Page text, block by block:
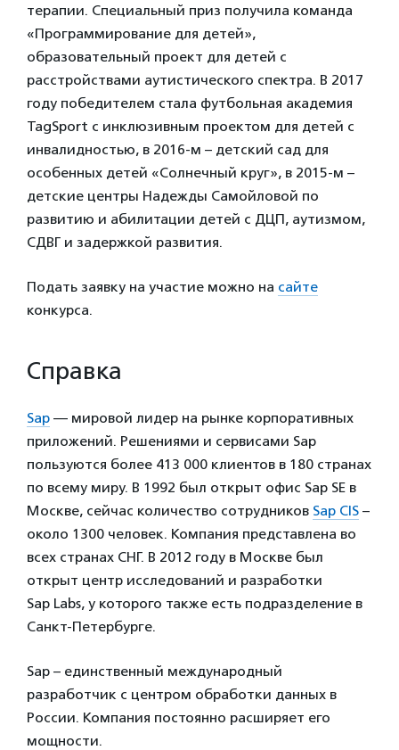
терапии. Специальный приз получила команда
«Программирование для детей»,
образовательный проект для детей с
расстройствами аутистического спектра. В 2017
году победителем стала футбольная академия
TagSport с инклюзивным проектом для детей с
инвалидностью, в 2016-м – детский сад для
особенных детей «Солнечный круг», в 2015-м –
детские центры Надежды Самойловой по
развитию и абилитации детей с ДЦП, аутизмом,
СДВГ и задержкой развития.
Подать заявку на участие можно на сайте
конкурса.
Справка
Sap — мировой лидер на рынке корпоративных
приложений. Решениями и сервисами Sap
пользуются более 413 000 клиентов в 180 странах
по всему миру. В 1992 был открыт офис Sap SE в
Москве, сейчас количество сотрудников Sap CIS –
около 1300 человек. Компания представлена во
всех странах СНГ. В 2012 году в Москве был
открыт центр исследований и разработки
Sap Labs, у которого также есть подразделение в
Санкт-Петербурге.
Sap – единственный международный
разработчик с центром обработки данных в
России. Компания постоянно расширяет его
мощности.